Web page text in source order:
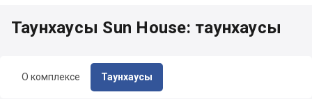
О комплексе Таунхаусы
Таунхаусы Sun House: таунхаусы